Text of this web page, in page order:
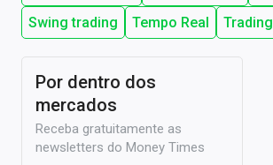
Swing trading
Tempo Real Trading
Por dentro dos
mercados
Receba gratuitamente as
newsletters do Money Times